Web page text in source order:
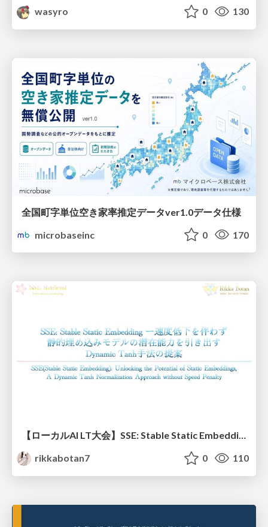
wasyro
0 130
全国町字単位空き家率推定データver1.0データ仕様
microbaseinc
0 170
【ローカルAI LT大会】SSE: Stable Static Embedding ー速度低下を伴わず 静的埋め込みモデルの潜在能力を引き出す Dynamic Tanh手法の提案
rikkabotan7
0 110